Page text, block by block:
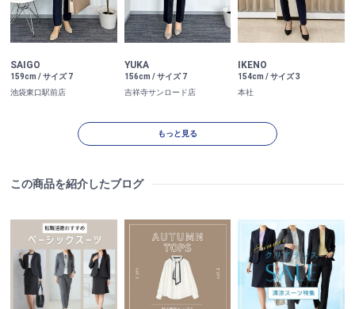
SAIGO
159cm / サイズ 7
池袋東口駅前店
YUKA
156cm / サイズ 7
吉祥寺サンロード店
IKENO
154cm / サイズ 3
本社
もっと見る
この商品を紹介したブログ